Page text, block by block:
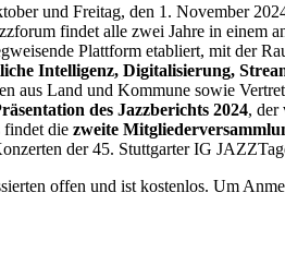
und Freitag, den 1. November
findet alle zwei Jahre in einem
Plattform etabliert, mit der
Intelligenz, Digitalisierung,
aus Land und Kommune sowie
des Jazzberichts 2024, der
findet die zweite
der 45. Stuttgarter IG
offen und ist kostenlos. Um